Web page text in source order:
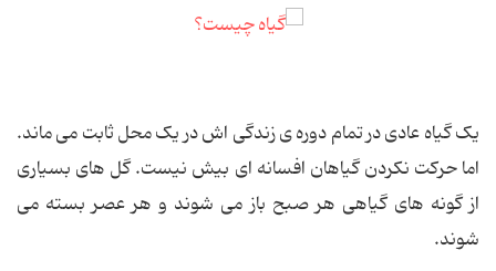
یک گیاه عادی در تمام دوره ی زندگی اش در یک محل ثابت می ماند.
اما حرکت نکردن گیاهان افسانه ای بیش نیست. گل های بسیاری
از گونه های گیاهی هر صبح باز می شوند و هر عصر بسته می
شوند.